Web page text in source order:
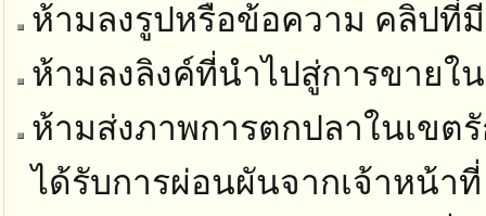
ห้ามลงรูปหรือข้อความ คลิปที่มี
ห้ามลงลิงค์ที่นำไปสู่การขายใ
ห้ามส่งภาพการตกปลาในเขต
ได้รับการผ่อนผันจากเจ้าหน้าที่